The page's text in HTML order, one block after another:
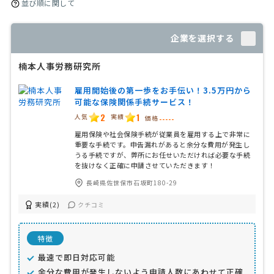
並び順に関して
企業を選択する
楠本人事労務研究所
雇用開始後の第一歩をお手伝い！3.5万円から
可能な保険関係手続サービス！
人気 2 実績 1 価格 -----
雇用保険や社会保険手続が従業員を雇用する上で非常に
重要な手続です。申告漏れがあると余分な費用が発生し
うる手続ですが、弊所にお任せいただければ必要な手続
を抜けなく正確に申請させていただきます！
長崎県佐世保市石坂町180-29
実績(2) クチコミ
特徴
最速で即日対応可能